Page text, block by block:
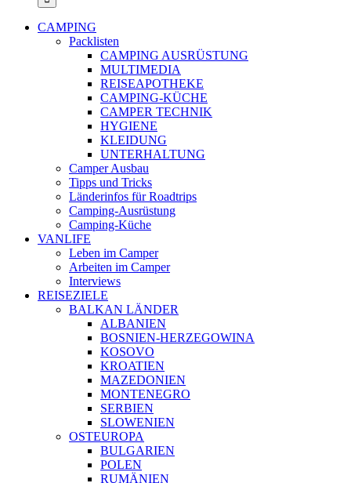
CAMPING
Packlisten
CAMPING AUSRÜSTUNG
MULTIMEDIA
REISEAPOTHEKE
CAMPING-KÜCHE
CAMPER TECHNIK
HYGIENE
KLEIDUNG
UNTERHALTUNG
Camper Ausbau
Tipps und Tricks
Länderinfos für Roadtrips
Camping-Ausrüstung
Camping-Küche
VANLIFE
Leben im Camper
Arbeiten im Camper
Interviews
REISEZIELE
BALKAN LÄNDER
ALBANIEN
BOSNIEN-HERZEGOWINA
KOSOVO
KROATIEN
MAZEDONIEN
MONTENEGRO
SERBIEN
SLOWENIEN
OSTEUROPA
BULGARIEN
POLEN
RUMÄNIEN